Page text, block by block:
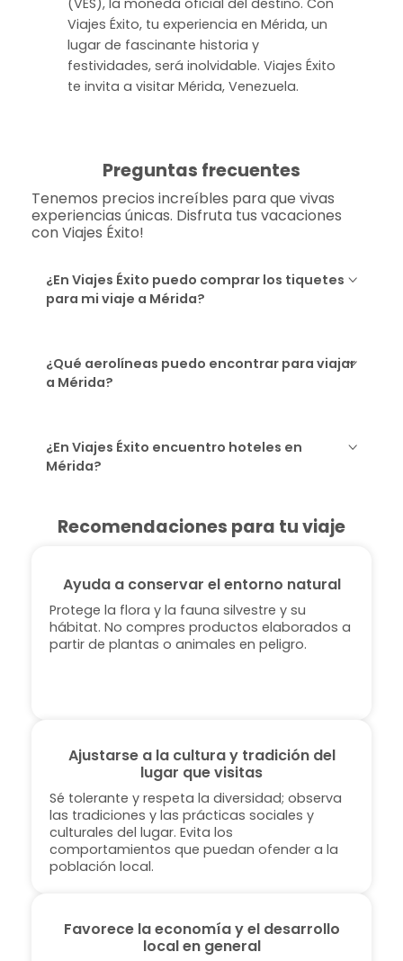
Viajes Éxito, tu experiencia en Mérida, un
lugar de fascinante historia y
festividades, será inolvidable. Viajes Éxito
te invita a visitar Mérida, Venezuela.
Preguntas frecuentes
Tenemos precios increíbles para que vivas
experiencias únicas. Disfruta tus vacaciones
con Viajes Éxito!
¿En Viajes Éxito puedo comprar los tiquetes
para mi viaje a Mérida?
¿Qué aerolíneas puedo encontrar para viajar
a Mérida?
¿En Viajes Éxito encuentro hoteles en
Mérida?
Recomendaciones para tu viaje
Ayuda a conservar el entorno natural
Protege la flora y la fauna silvestre y su
hábitat. No compres productos elaborados a
partir de plantas o animales en peligro.
Ajustarse a la cultura y tradición del
lugar que visitas
Sé tolerante y respeta la diversidad; observa
las tradiciones y las prácticas sociales y
culturales del lugar. Evita los
comportamientos que puedan ofender a la
población local.
Favorece la economía y el desarrollo
local en general